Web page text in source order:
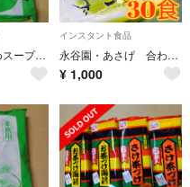
永谷園 わかめスープ 業務用 100袋 インスタント食品
インスタント食品
永谷園・あさげ 合わせ生みそタイプ 3袋(30食)まとめ売り
¥ 1,000